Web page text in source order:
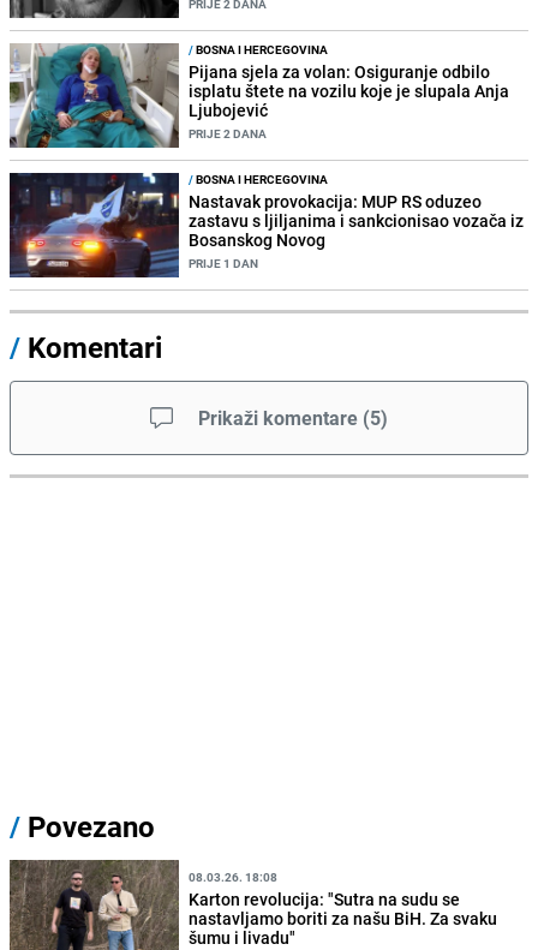
/BOSNA I HERCEGOVINA
Pijana sjela za volan: Osiguranje odbilo
isplatu štete na vozilu koje je slupala Anja
Ljubojević
PRIJE 2 DANA
/BOSNA I HERCEGOVINA
Nastavak provokacija: MUP RS oduzeo
zastavu s ljiljanima i sankcionisao vozača iz
Bosanskog Novog
PRIJE 1 DAN
/ Komentari
Prikaži komentare (5)
/ Povezano
08.03.26. 18:08
Karton revolucija: "Sutra na sudu se
nastavljamo boriti za našu BiH. Za svaku
šumu i livadu"